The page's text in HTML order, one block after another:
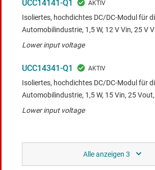
UCC14141-Q1
Isoliertes, hochdichtes DC/DC-Modul für
Automobilindustrie, 1,5 W, 12 V Vin, 25 V
Lower input voltage
UCC14341-Q1
Isoliertes, hochdichtes DC/DC-Modul für
Automobilindustrie, 1,5 W, 15 Vin, 25
Lower input voltage